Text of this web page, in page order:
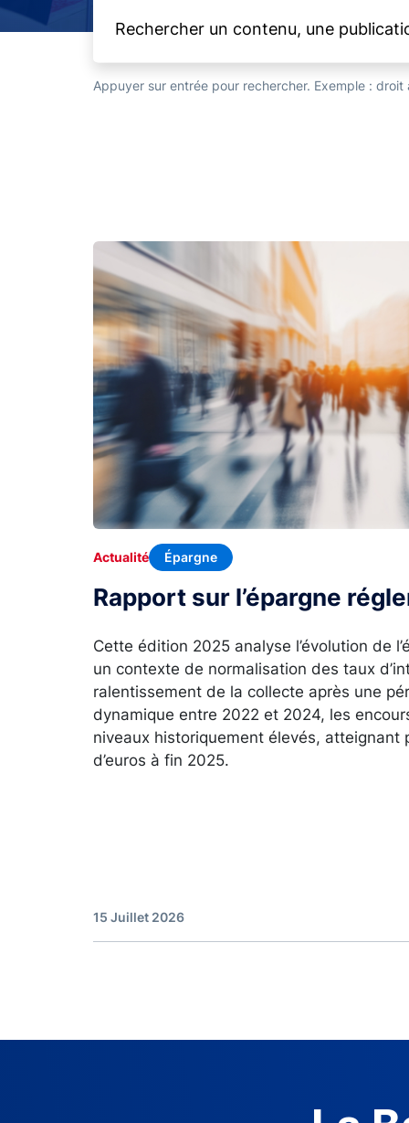
Appuyer sur entrée pour rechercher. Exemple : droit
Image
Rapport sur l’épargne
Actualité Épargne
Cette édition 2025 analyse l’évolution de
un contexte de normalisation des taux
ralentissement de la collecte après une
dynamique entre 2022 et 2024, les
niveaux historiquement élevés, atteignant
d’euros à fin 2025.
15 Juillet 2026